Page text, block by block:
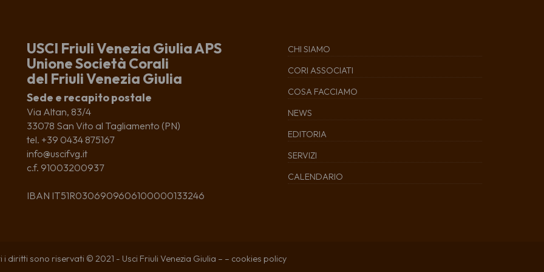
USCI Friuli Venezia Giulia APS
Unione Società Corali
del Friuli Venezia Giulia
Sede e recapito postale
Via Altan, 83/4
33078 San Vito al Tagliamento (PN)
tel. +39 0434 875167
info@uscifvg.it
c.f. 91003200937
IBAN IT51R0306909606100000133246
CHI SIAMO
CORI ASSOCIATI
COSA FACCIAMO
NEWS
EDITORIA
SERVIZI
CALENDARIO
i diritti sono riservati © 2021 - Usci Friuli Venezia Giulia – – cookies policy